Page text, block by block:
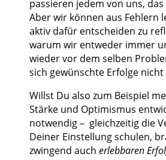
passieren jedem von uns,
Aber wir können aus Fehlern
aktiv dafür entscheiden zu
warum wir entweder immer
wieder vor dem selben
sich gewünschte Erfolge
Willst Du also zum Beispiel
Stärke und Optimismus
notwendig – gleichzeitig die
Deiner Einstellung schulen,
zwingend aucherlebbaren